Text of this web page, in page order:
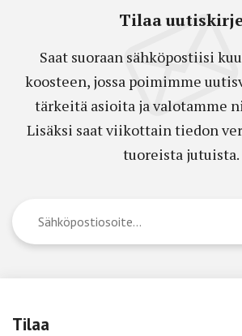
Tilaa
Saat suoraan sähköpostiisi
koosteen, jossa poimimme
tärkeitä asioita ja valotamme
Lisäksi saat viikottain tiedon
tuoreista jutuista.
Tilaa